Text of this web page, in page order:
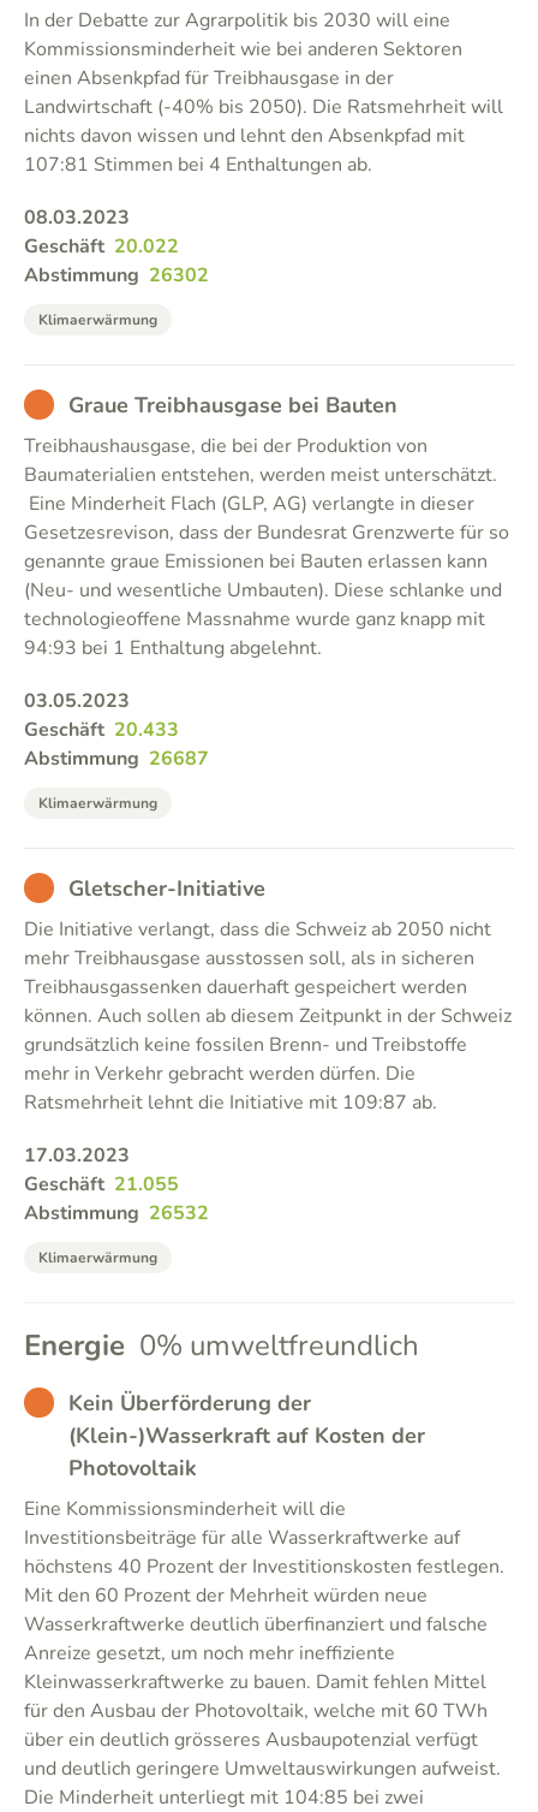
In der Debatte zur Agrarpolitik bis 2030 will eine
Kommissionsminderheit wie bei anderen Sektoren
einen Absenkpfad für Treibhausgase in der
Landwirtschaft (-40% bis 2050). Die Ratsmehrheit will
nichts davon wissen und lehnt den Absenkpfad mit
107:81 Stimmen bei 4 Enthaltungen ab.
08.03.2023
Geschäft 20.022
Abstimmung 26302
Klimaerwärmung
BAD Graue Treibhausgase bei Bauten
Treibhaushausgase, die bei der Produktion von
Baumaterialien entstehen, werden meist unterschätzt.
Eine Minderheit Flach (GLP, AG) verlangte in dieser
Gesetzesrevison, dass der Bundesrat Grenzwerte für so
genannte graue Emissionen bei Bauten erlassen kann
(Neu- und wesentliche Umbauten). Diese schlanke und
technologieoffene Massnahme wurde ganz knapp mit
94:93 bei 1 Enthaltung abgelehnt.
03.05.2023
Geschäft 20.433
Abstimmung 26687
Klimaerwärmung
BAD Gletscher-Initiative
Die Initiative verlangt, dass die Schweiz ab 2050 nicht
mehr Treibhausgase ausstossen soll, als in sicheren
Treibhausgassenken dauerhaft gespeichert werden
können. Auch sollen ab diesem Zeitpunkt in der Schweiz
grundsätzlich keine fossilen Brenn- und Treibstoffe
mehr in Verkehr gebracht werden dürfen. Die
Ratsmehrheit lehnt die Initiative mit 109:87 ab.
17.03.2023
Geschäft 21.055
Abstimmung 26532
Klimaerwärmung
Energie 0% umweltfreundlich
BAD Kein Überförderung der
(Klein-)Wasserkraft auf Kosten der
Photovoltaik
Eine Kommissionsminderheit will die
Investitionsbeiträge für alle Wasserkraftwerke auf
höchstens 40 Prozent der Investitionskosten festlegen.
Mit den 60 Prozent der Mehrheit würden neue
Wasserkraftwerke deutlich überfinanziert und falsche
Anreize gesetzt, um noch mehr ineffiziente
Kleinwasserkraftwerke zu bauen. Damit fehlen Mittel
für den Ausbau der Photovoltaik, welche mit 60 TWh
über ein deutlich grösseres Ausbaupotenzial verfügt
und deutlich geringere Umweltauswirkungen aufweist.
Die Minderheit unterliegt mit 104:85 bei zwei